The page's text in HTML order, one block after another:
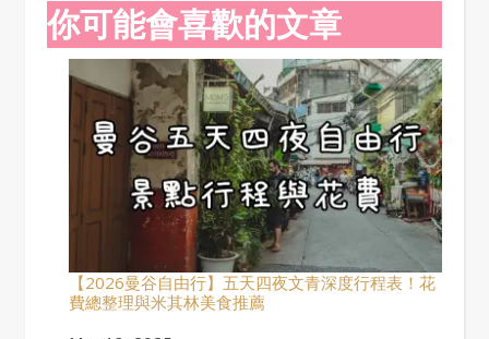
你可能會喜歡的文章
【2026曼谷自由行】五天四夜文青深度行程表！花
費總整理與米其林美食推薦